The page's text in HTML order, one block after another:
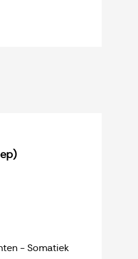
- Somatiek